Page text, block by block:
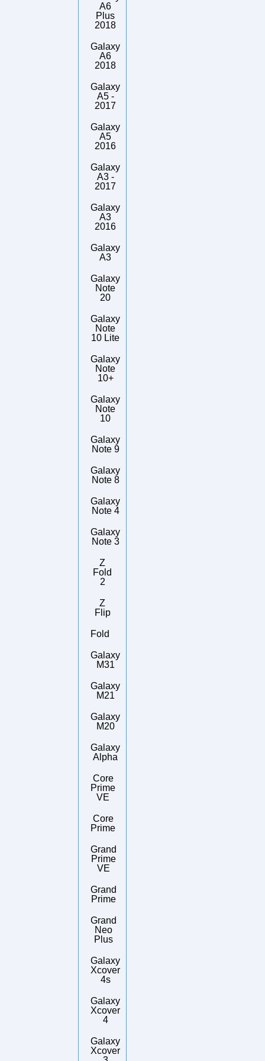
A6
Plus
2018
Galaxy
A6
2018
Galaxy
A5 -
2017
Galaxy
A5
2016
Galaxy
A3 -
2017
Galaxy
A3
2016
Galaxy
A3
Galaxy
Note
20
Galaxy
Note
10 Lite
Galaxy
Note
10+
Galaxy
Note
10
Galaxy
Note 9
Galaxy
Note 8
Galaxy
Note 4
Galaxy
Note 3
Z
Fold
2
Z
Flip
Fold
Galaxy
M31
Galaxy
M21
Galaxy
M20
Galaxy
Alpha
Core
Prime
VE
Core
Prime
Grand
Prime
VE
Grand
Prime
Grand
Neo
Plus
Galaxy
Xcover
4s
Galaxy
Xcover
4
Galaxy
Xcover